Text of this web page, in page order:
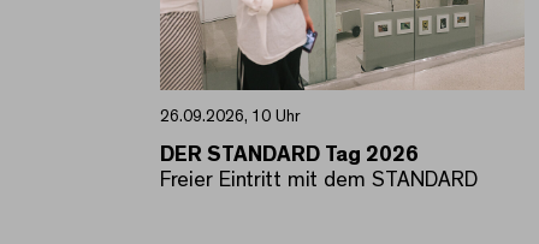
26.09.2026, 10 Uhr
DER STANDARD Tag 2026
Freier Eintritt mit dem STANDARD